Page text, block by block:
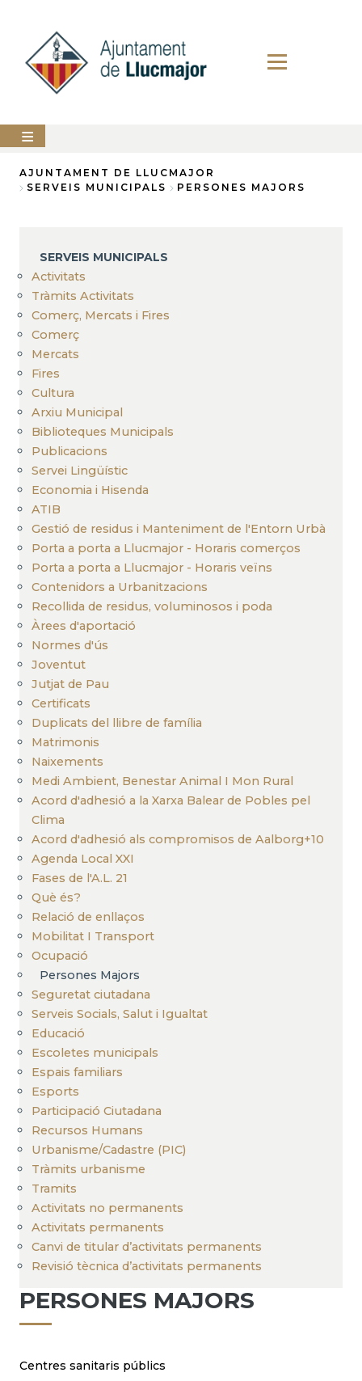
AJUNTAMENT
PERFIL
DEL
ANUNCIS
AJUNTAMENT DE LLUCMAJOR
SERVEIS MUNICIPALS
PERSONES MAJORS
SERVEIS MUNICIPALS
Activitats
Tràmits Activitats
Comerç, Mercats i Fires
Comerç
Mercats
Fires
Cultura
Arxiu Municipal
Biblioteques Municipals
Publicacions
Servei Lingüístic
Economia i Hisenda
ATIB
Gestió de residus i Manteniment de l'Entorn Urbà
Porta a porta a Llucmajor - Horaris comerços
Porta a porta a Llucmajor - Horaris veïns
Contenidors a Urbanitzacions
Recollida de residus, voluminosos i poda
Àrees d'aportació
Normes d'ús
Joventut
Jutjat de Pau
Certificats
Duplicats del llibre de família
Matrimonis
Naixements
Medi Ambient, Benestar Animal I Mon Rural
Acord d'adhesió a la Xarxa Balear de Pobles pel
Clima
Acord d'adhesió als compromisos de Aalborg+10
Agenda Local XXI
Fases de l'A.L. 21
Què és?
Relació de enllaços
Mobilitat I Transport
Ocupació
Persones Majors
Seguretat ciutadana
Serveis Socials, Salut i Igualtat
Educació
Escoletes municipals
Espais familiars
Esports
Participació Ciutadana
Recursos Humans
Urbanisme/Cadastre (PIC)
Tràmits urbanisme
Tramits
Activitats no permanents
Activitats permanents
Canvi de titular d’activitats permanents
Revisió tècnica d’activitats permanents
PERSONES MAJORS
Centres sanitaris públics